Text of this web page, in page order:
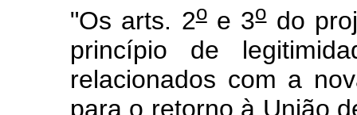
"Os arts. 2oe 3odo
princípio de
relacionados com a
para o retorno à União